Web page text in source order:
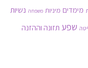
מימדים מיניות משפחה נשיות
שפע תזונה וההזנה